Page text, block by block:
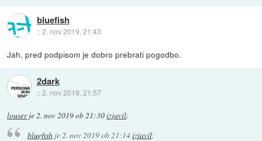
bluefish
::2. nov 2019, 21:43
Jah, pred podpisom je dobro prebrati pogodbo.
2dark
::2. nov 2019, 21:57
louserje2. nov 2019 ob 21:30izjavil:
bluefishje2. nov 2019 ob 21:14izjavil: